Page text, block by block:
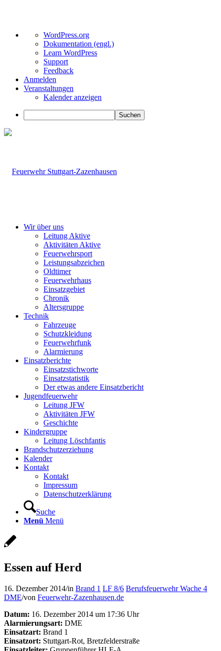
Über
WordPress
WordPress.org
Dokumentation (engl.)
Learn WordPress
Support
Feedback
Anmelden
Veranstaltungen
Kalender anzeigen
Suchen
Wir über uns
Leitung Aktive
Aktivitäten Aktive
Feuerwehrsport
Leistungsabzeichen
Oldtimer
Feuerwehrhaus
Einsatzgebiet
Chronik
Altersgruppe
Technik
Fahrzeuge
Schutzkleidung
Feuerwehrfunk
Alarmierung
Einsatzberichte
Einsatzstichworte
Einsatzstatistik
Der etwas andere Einsatzbericht
Jugendfeuerwehr
Leitung JFW
Aktivitäten JFW
Geschichte
Kindergruppe
Leitung Löschfantis
Brandschutzerziehung
Kalender
Kontakt
Kontakt
Impressum
Datenschutzerklärung
Suche
Menü Menü
Essen auf Herd
16. Dezember 2014/in Brand 1 LF 8/6 Berufsfeuerwehr Wache 4
DME/von Feuerwehr-Zazenhausen.de
Datum: 16. Dezember 2014 um 17:36 Uhr
Alarmierungsart: DME
Einsatzart: Brand 1
Einsatzort: Stuttgart-Rot, Bretzfelderstraße